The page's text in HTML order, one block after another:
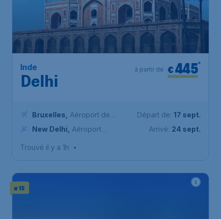
Inde
Delhi
€445
à partir de
Bruxelles
Aéroport de
Bruxelles-National
New Delhi
Aéroport
Départ de: 17 sept.
Arrivé: 24 sept.
Trouvé il y a 1h •
# 15